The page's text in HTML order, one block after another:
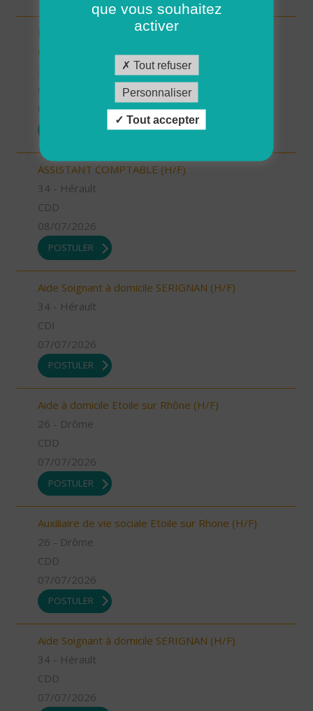
INTERVENANT.E A DOMICILE (CDI) - PLELAN LE
GRAND (H/F)
ASSISTANT COMPTABLE (H/F)
34 - Hérault
CDD
08/07/2026
POSTULER
Aide Soignant à domicile SERIGNAN (H/F)
34 - Hérault
CDI
07/07/2026
POSTULER
Aide à domicile Etoile sur Rhône (H/F)
26 - Drôme
CDD
07/07/2026
POSTULER
Auxiliaire de vie sociale Etoile sur Rhone (H/F)
26 - Drôme
CDD
07/07/2026
POSTULER
Aide Soignant à domicile SERIGNAN (H/F)
34 - Hérault
CDD
07/07/2026
que vous souhaitez
activer
Tout refuser
Personnaliser
Tout accepter